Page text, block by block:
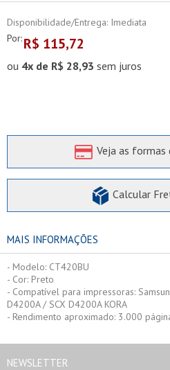
Disponibilidade/Entrega: Imediata
Por:R$ 115,72
ou 4x de R$ 28,93 sem juros
Veja as formas
Calcular
MAIS INFORMAÇÕES
- Modelo: CT420BU
- Cor: Preto
- Compatível para impressoras:
D4200A / SCX D4200A KORA
- Rendimento aproximado: 3.000
NEWSLETTER